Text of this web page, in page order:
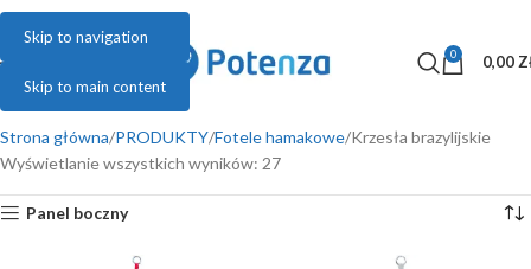
Skip to navigation
Skip to main content
0 0,00
Strona główna PRODUKTY Fotele hamakowe Krzesła brazylijskie
Wyświetlanie wszystkich wyników: 27
Panel boczny